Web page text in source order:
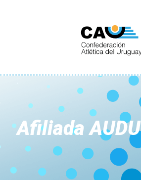
Afiliada AUDU